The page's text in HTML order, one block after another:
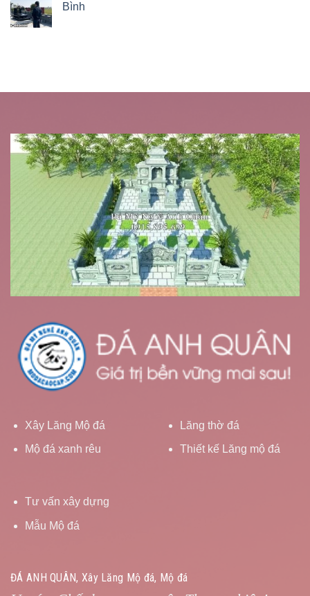
Bình
Xây Lăng Mộ đá
Mộ đá xanh rêu
Lăng thờ đá
Thiết kế Lăng mộ đá
Tư vấn xây dựng
Mẫu Mộ đá
ĐÁ ANH QUÂN, Xây Lăng Mộ đá, Mộ đá